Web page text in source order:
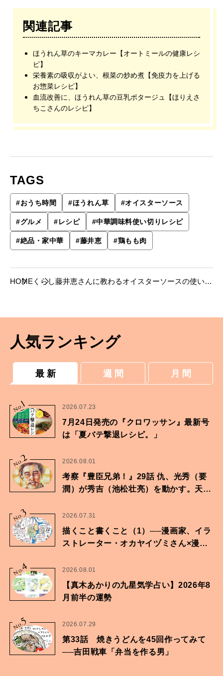
関連記事
ほうれん草のキーマカレー【オートミールの健康レシ
ピ】
栄養素の吸収がよい、根菜の炒め煮【免疫力を上げる
お惣菜レシピ】
血流改善に、ほうれん草の豆乳ポタージュ【ほりえさ
ちこさんのレシピ】
TAGS
#おうち時間 #ほうれん草 #オイスターソース
#グルメ #レシピ #中華調味料使い切りレシピ
#絶品・家中華 #藤井恵 #鶏もも肉
HOME くらし藤井恵さんに教わるオイスターソースの使い切
人気ランキング
最 新 週 間 月 間
No.
1 2026.07.23
7月24日発売の『クロワッサン』最新号
は「夏バテ撃退レシピ。」
No.2 2026.08.01
考察『豊臣兄弟！』29話 仇、光秀（要
潤）が秀吉（池松壮亮）を動かす。天下
No.
3 2026.07.31
描くこと書くこと（1）──漫画家、イラ
ストレーター・オカヤイヅミさん×漫画
No.
4 2026.08.01
【真木あかりの九星気学占い】2026年8
月前半の運勢
No.
5 2026.07.29
第33話 焼きうどんを45回作ってみて
──吉田戦車「弁当を作る男」